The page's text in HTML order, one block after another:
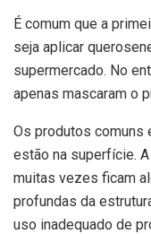
É comum que a
seja aplicar
supermercado. No
apenas mascaram o
Os produtos comuns
estão na superfície.
muitas vezes ficam
profundas da
uso inadequado de